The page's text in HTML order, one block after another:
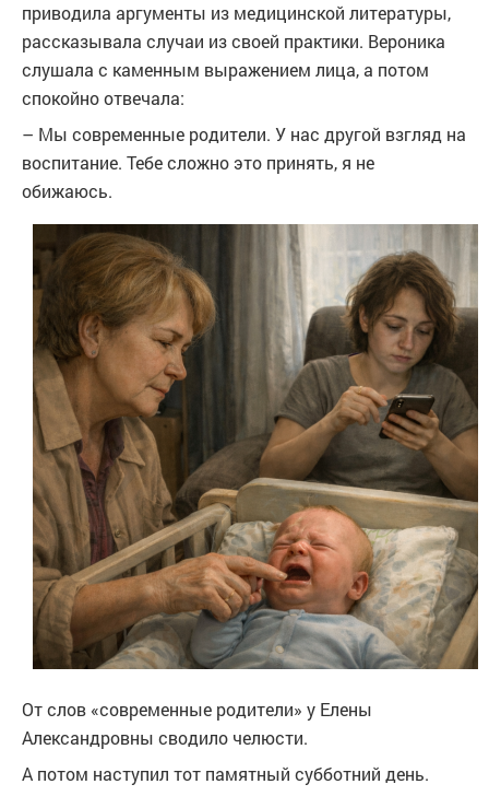
приводила аргументы из медицинской литературы,
рассказывала случаи из своей практики. Вероника
слушала с каменным выражением лица, а потом
спокойно отвечала:
– Мы современные родители. У нас другой взгляд на
воспитание. Тебе сложно это принять, я не
обижаюсь.
От слов «современные родители» у Елены
Александровны сводило челюсти.
А потом наступил тот памятный субботний день.